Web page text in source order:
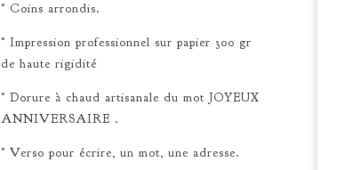
° Coins arrondis.
° Impression professionnel sur papier 300 gr
de haute rigidité
° Dorure à chaud artisanale du mot JOYEUX
ANNIVERSAIRE .
° Verso pour écrire, un mot, une adresse.